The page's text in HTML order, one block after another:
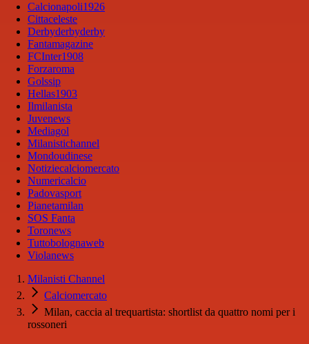
Calcionapoli1926
Cittaceleste
Derbyderbyderby
Fantamagazine
FCInter1908
Forzaroma
Golssip
Hellas1903
Ilmilanista
Juvenews
Mediagol
Milanistichannel
Mondoudinese
Notiziecalciomercato
Numericalcio
Padovasport
Pianetamilan
SOS Fanta
Toronews
Tuttobolognaweb
Violanews
Milanisti Channel
Calciomercato
Milan, caccia al trequartista: shortlist da quattro nomi per i
rossoneri